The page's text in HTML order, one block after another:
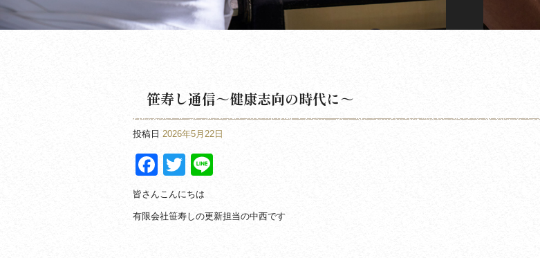
笹寿し通信～健康志向の時代に～
投稿日 2026年5月22日
Facebook
Twitter
皆さんこんにちは
有限会社笹寿しの更新担当の中西です